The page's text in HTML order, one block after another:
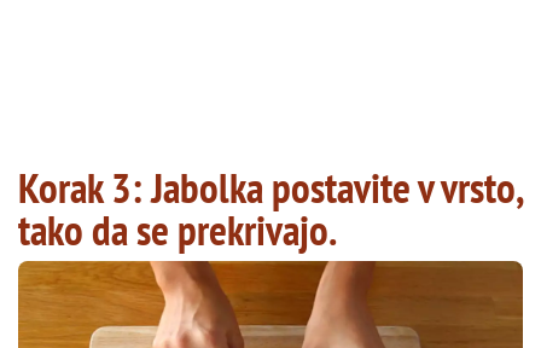
Korak 3: Jabolka postavite v vrsto,
tako da se prekrivajo.